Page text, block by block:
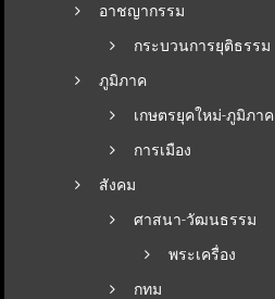
อาชญากรรม
กระบวนการยุติธรรม
ภูมิภาค
เกษตรยุคใหม่-ภูมิภาค
การเมือง
สังคม
ศาสนา-วัฒนธรรม
พระเครื่อง
กทม